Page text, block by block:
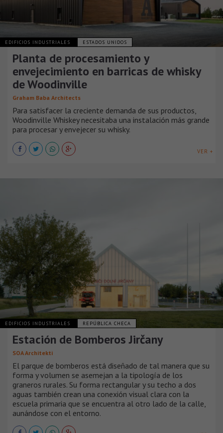
EDIFICIOS INDUSTRIALES ESTADOS UNIDOS
Planta de procesamiento y
envejecimiento en barricas de whisky
de Woodinville
Graham Baba Architects
Para satisfacer la creciente demanda de sus productos,
Woodinville Whiskey necesitaba una instalación más grande
para procesar y envejecer su whisky.
VER +
EDIFICIOS INDUSTRIALES REPÚBLICA CHECA
Estación de Bomberos Jirčany
SOA Architekti
El parque de bomberos está diseñado de tal manera que su
forma y volumen se asemejan a la tipología de los
graneros rurales. Su forma rectangular y su techo a dos
aguas también crean una conexión visual clara con la
escuela primaria que se encuentra al otro lado de la calle,
aunándose con el entorno.